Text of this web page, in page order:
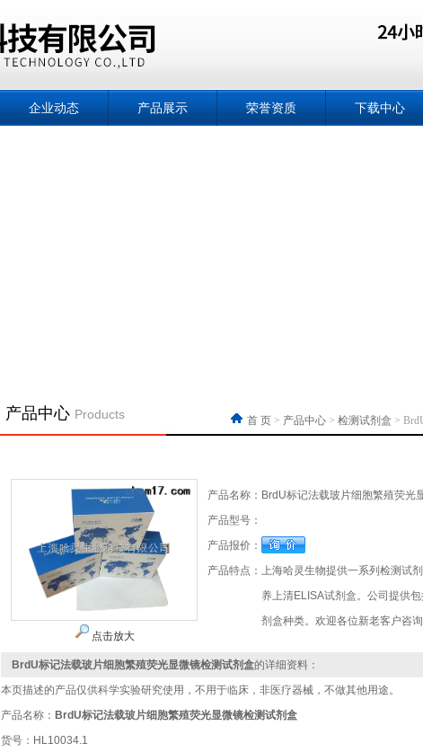
企业动态 产品展示 荣誉资质 下载中心
产品中心 Products 首 页 > 产品中心 > 检测试剂盒 >
点击放大
产品名称： BrdU标记法载玻片细胞繁殖荧光
产品型号：
产品报价：
产品特点： 上海哈灵生物提供一系列检测试
养上清ELISA试剂盒。公司提供
剂盒种类。欢迎各位新老客户咨
BrdU标记法载玻片细胞繁殖荧光显微镜检测试剂盒的详细资料：
本页描述的产品仅供科学实验研究使用，不用于临床，非医疗器械，不做其他用途。
产品名称： BrdU标记法载玻片细胞繁殖荧光显微镜检测试剂盒
货号：HL10034.1